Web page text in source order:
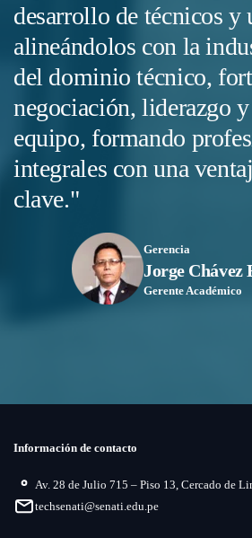
desarrollo de técnicos y
alineándolos con la
del dominio técnico,
negociación, liderazgo
equipo, formando
integrales con una
clave."
Gerencia
Jorge Chávez
Gerente Académico
Información de contacto
Av. 28 de Julio 715 – Piso 13, Cercado de
techsenati@senati.edu.pe